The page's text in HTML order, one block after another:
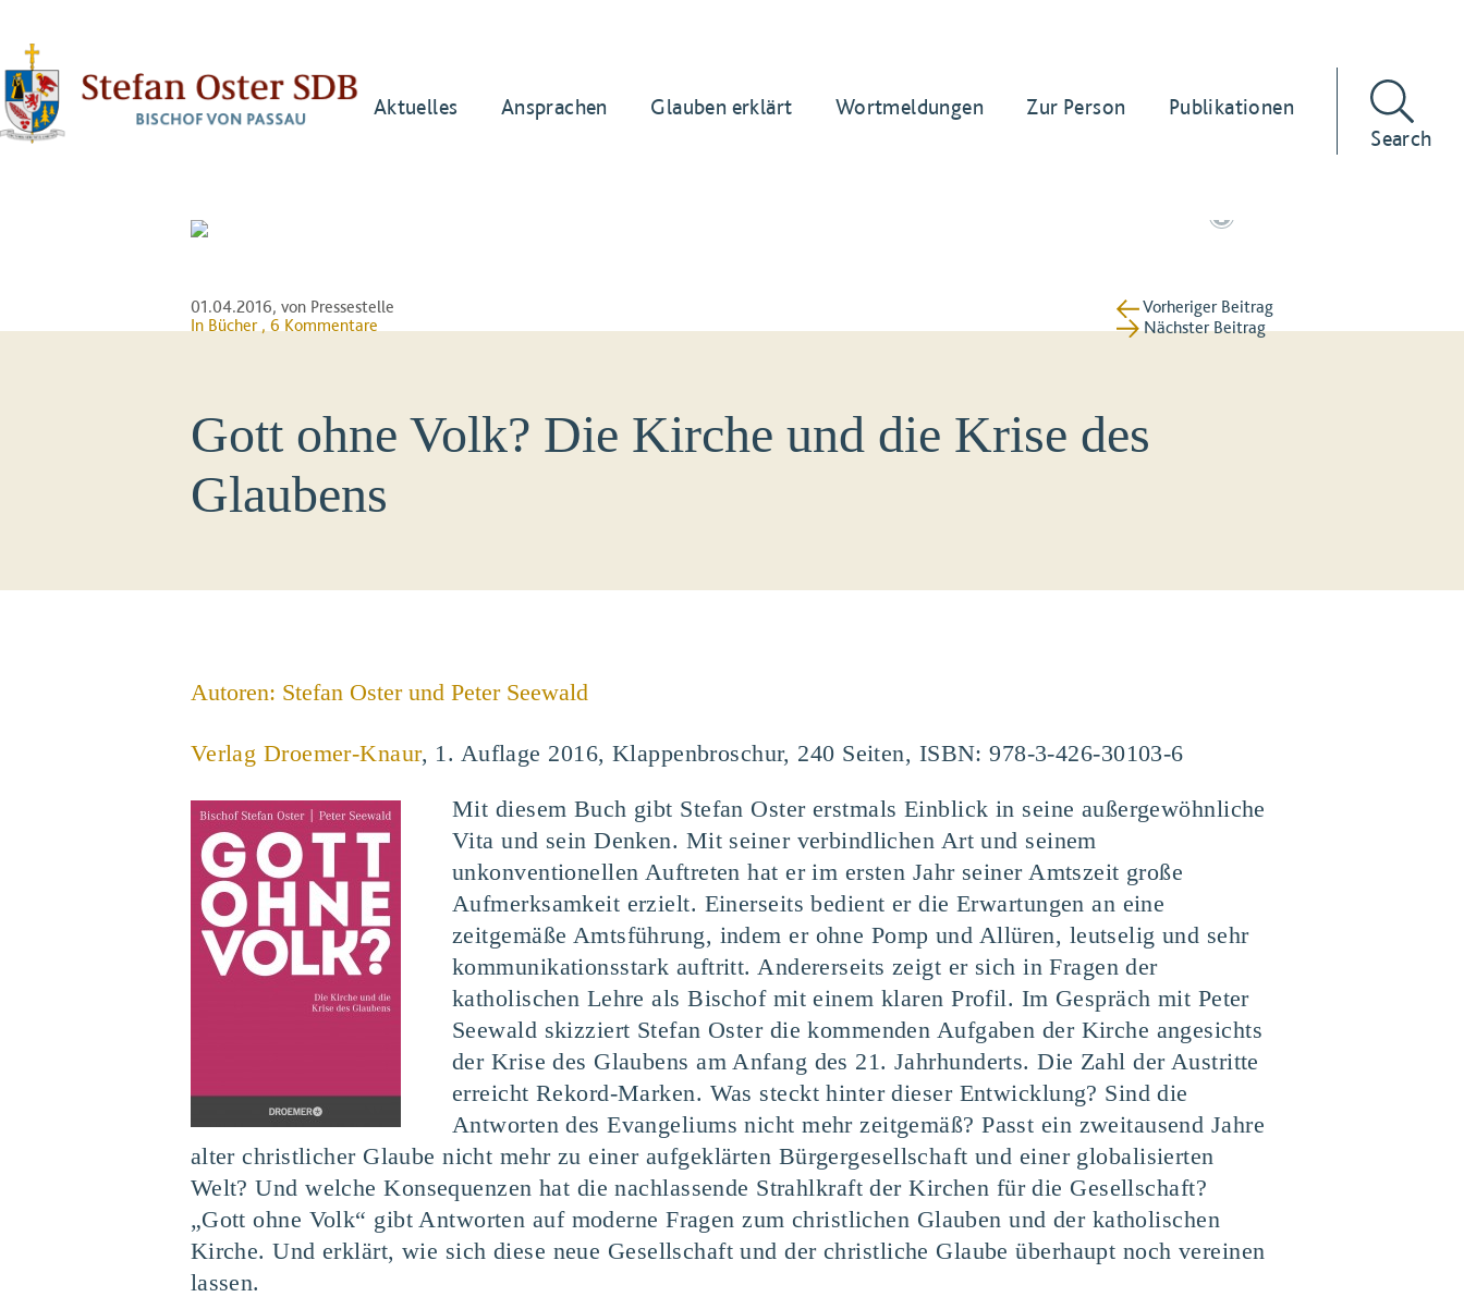
Aktuelles Ansprachen Glauben erklärt Wortmeldungen Zur Person
Publikationen
Search
01.04.2016, von Pressestelle
In Bücher, 6 Kommentare
Vorheriger Beitrag
Nächster Beitrag
Gott ohne Volk? Die Kirche und die Krise des
Glaubens
Autoren: Stefan Oster und Peter Seewald
Verlag Droemer-Knaur, 1. Auflage 2016, Klappenbroschur, 240 Seiten, ISBN: 978-3-426-30103-6
Mit diesem Buch gibt Stefan Oster erstmals Einblick in seine außergewöhnliche
Vita und sein Denken. Mit seiner verbindlichen Art und seinem
unkonventionellen Auftreten hat er im ersten Jahr seiner Amtszeit große
Aufmerksamkeit erzielt. Einerseits bedient er die Erwartungen an eine
zeitgemäße Amtsführung, indem er ohne Pomp und Allüren, leutselig und sehr
kommunikationsstark auftritt. Andererseits zeigt er sich in Fragen der
katholischen Lehre als Bischof mit einem klaren Profil. Im Gespräch mit Peter
Seewald skizziert Stefan Oster die kommenden Aufgaben der Kirche angesichts
der Krise des Glaubens am Anfang des 21. Jahrhunderts. Die Zahl der Austritte
erreicht Rekord-Marken. Was steckt hinter dieser Entwicklung? Sind die
Antworten des Evangeliums nicht mehr zeitgemäß? Passt ein zweitausend Jahre
alter christlicher Glaube nicht mehr zu einer aufgeklärten Bürgergesellschaft und einer globalisierten
Welt? Und welche Konsequenzen hat die nachlassende Strahlkraft der Kirchen für die Gesellschaft?
„Gott ohne Volk“ gibt Antworten auf moderne Fragen zum christlichen Glauben und der katholischen
Kirche. Und erklärt, wie sich diese neue Gesellschaft und der christliche Glaube überhaupt noch vereinen
lassen.